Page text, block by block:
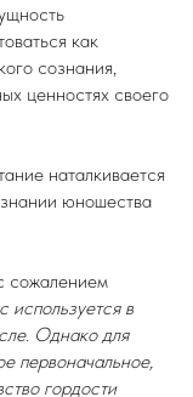
как
сознания,
ценностях своего
наталкивается
юношества
сожалением
используется в
Однако для
первоначальное,
гордости